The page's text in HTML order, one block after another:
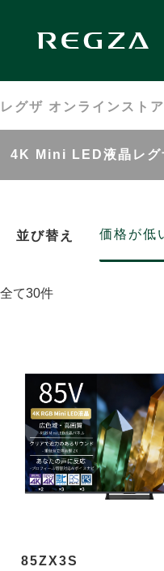
レグザ オンラインストア
4K Mini LED液晶レグ
並び替え 価格が低
全て30件
85ZX3S